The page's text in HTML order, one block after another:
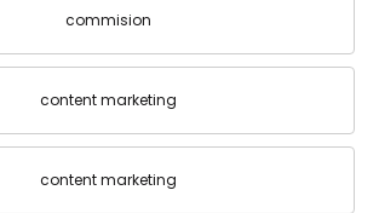
commision
content marketing
content marketing